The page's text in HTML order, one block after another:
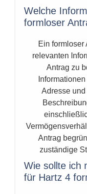
Welche
formloser
Ein formloser
relevanten
Antrag zu
Adresse
Antrag
zuständige
Wie sollte ich
für Hartz 4